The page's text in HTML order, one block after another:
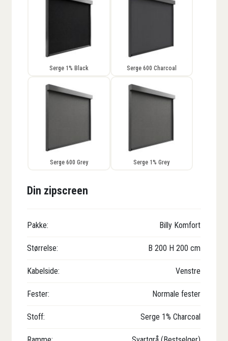
Serge 1% Black Serge 600 Charcoal
Serge 600 Grey Serge 1% Grey
Din zipscreen
Pakke: Billy Komfort
Størrelse: B200 H200 cm
Kabelside: Venstre
Fester: Normale fester
Stoff: Serge 1% Charcoal